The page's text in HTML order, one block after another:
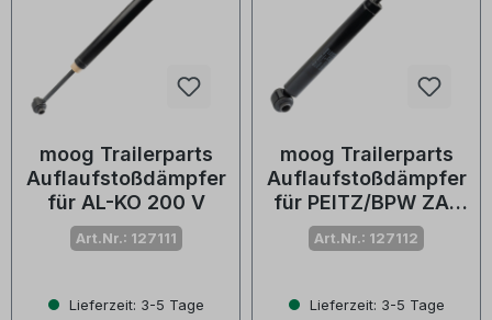
moog Trailerparts
Auflaufstoßdämpfer
für AL-KO 200 V
Art.Nr.: 127111
Lieferzeit: 3-5 Tage
moog Trailerparts
Auflaufstoßdämpfer
für PEITZ/BPW ZAF
1,5-2
Art.Nr.: 127112
Lieferzeit: 3-5 Tage